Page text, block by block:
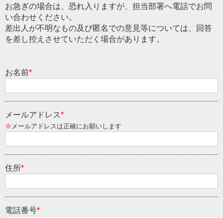
お急ぎの場合は、恐れ入りますが、担当部署へ電話でお問
い合わせください。
差出人が不明なもの及び匿名での意見等については、回答
を差し控えさせていただく場合があります。
お名前*
メールアドレス*
※ メールアドレスは正確にお願いします
住所*
電話番号*